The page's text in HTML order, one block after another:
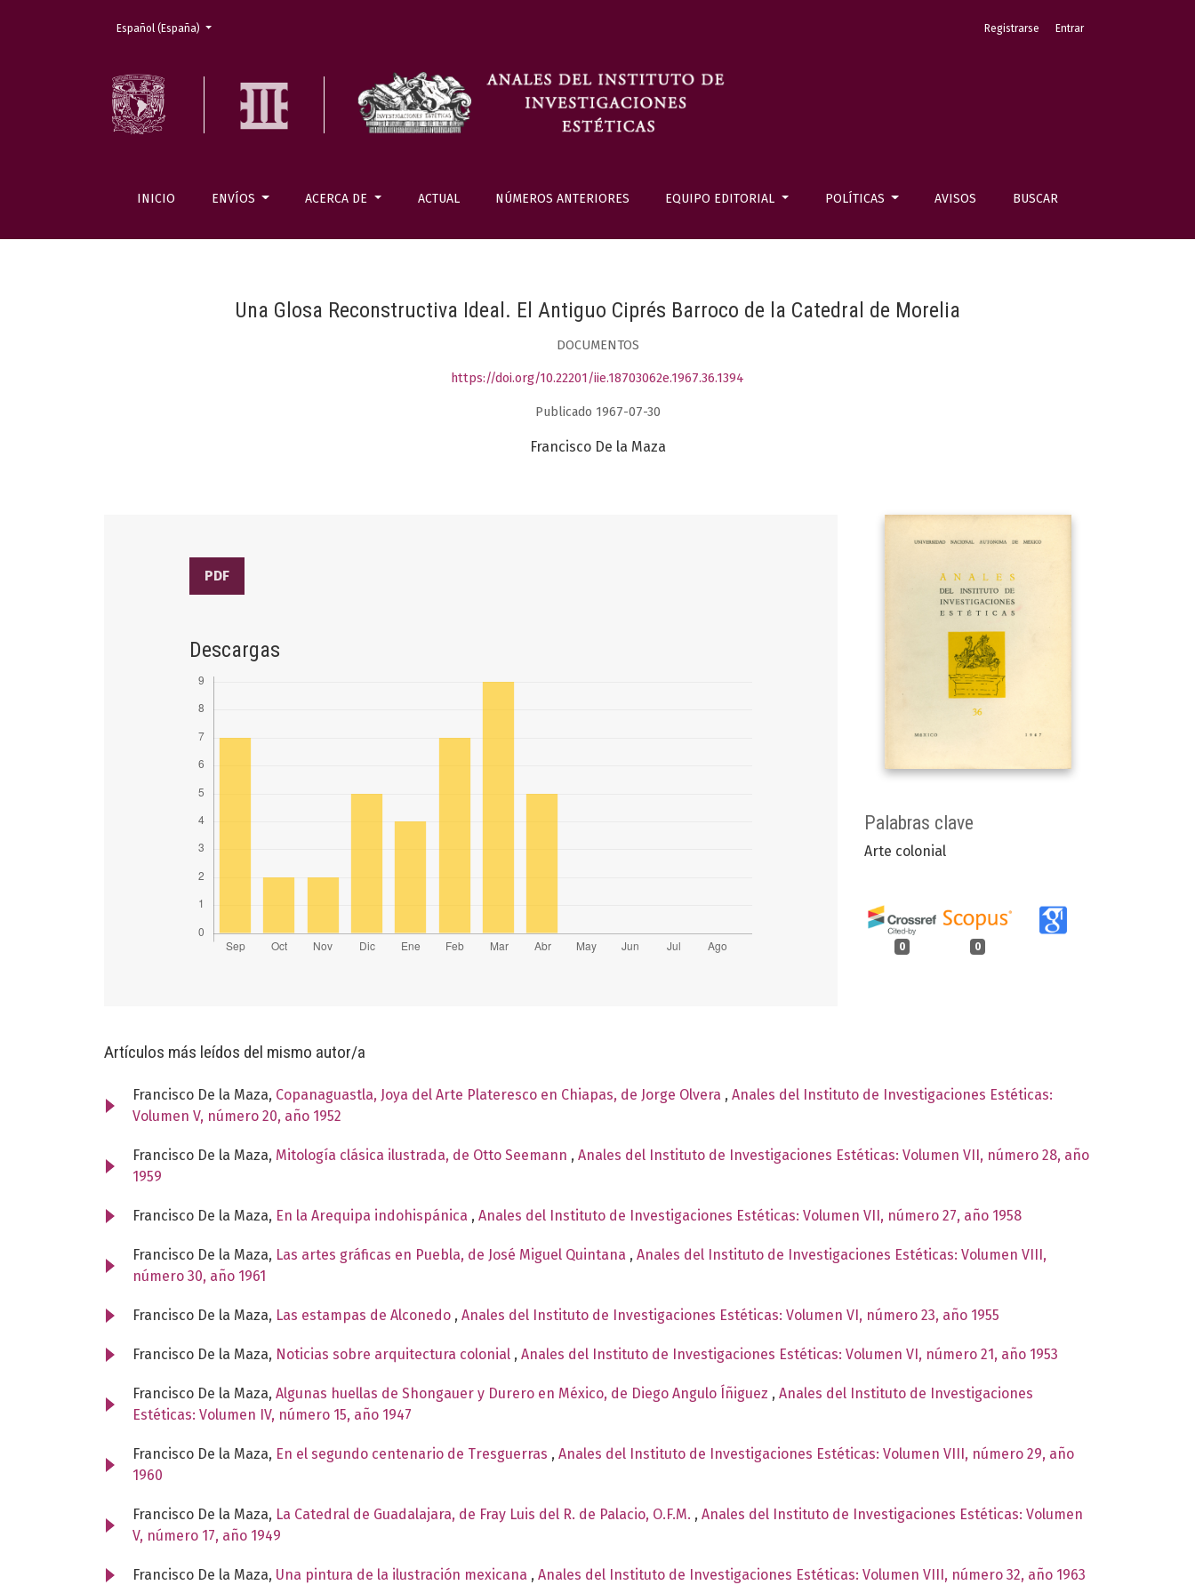
INICIO ENVÍOS ACERCA DE ACTUAL NÚMEROS ANTERIORES EQUIPO EDITORIAL POLÍTICAS AVISOS BUSCAR
Registrarse Entrar
Cambiar el idioma. El actual es:
Español (España)
Una Glosa Reconstructiva Ideal. El Antiguo Ciprés Barroco de la Catedral de Morelia
DOCUMENTOS
https://doi.org/10.22201/iie.18703062e.1967.36.1394
Publicado 1967-07-30
Francisco De la Maza
Palabras clave
Arte colonial
0 0
PDF
Descargas
Artículos más leídos del mismo autor/a
Francisco De la Maza, Copanaguastla, Joya del Arte Plateresco en Chiapas, de Jorge Olvera , Anales del Instituto de Investigaciones Estéticas:
Volumen V, número 20, año 1952
Francisco De la Maza, Mitología clásica ilustrada, de Otto Seemann , Anales del Instituto de Investigaciones Estéticas: Volumen VII, número 28, año
1959
Francisco De la Maza, En la Arequipa indohispánica , Anales del Instituto de Investigaciones Estéticas: Volumen VII, número 27, año 1958
Francisco De la Maza, Las artes gráficas en Puebla, de José Miguel Quintana , Anales del Instituto de Investigaciones Estéticas: Volumen VIII,
número 30, año 1961
Francisco De la Maza, Las estampas de Alconedo , Anales del Instituto de Investigaciones Estéticas: Volumen VI, número 23, año 1955
Francisco De la Maza, Noticias sobre arquitectura colonial , Anales del Instituto de Investigaciones Estéticas: Volumen VI, número 21, año 1953
Francisco De la Maza, Algunas huellas de Shongauer y Durero en México, de Diego Angulo Íñiguez , Anales del Instituto de Investigaciones
Estéticas: Volumen IV, número 15, año 1947
Francisco De la Maza, En el segundo centenario de Tresguerras , Anales del Instituto de Investigaciones Estéticas: Volumen VIII, número 29, año
1960
Francisco De la Maza, La Catedral de Guadalajara, de Fray Luis del R. de Palacio, O.F.M. , Anales del Instituto de Investigaciones Estéticas: Volumen
V, número 17, año 1949
Francisco De la Maza, Una pintura de la ilustración mexicana , Anales del Instituto de Investigaciones Estéticas: Volumen VIII, número 32, año 1963